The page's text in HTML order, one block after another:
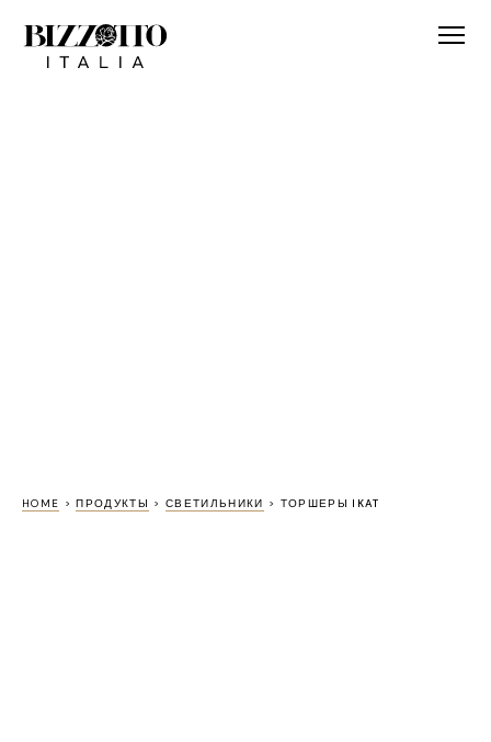
HOME >ПРОДУКТЫ >СВЕТИЛЬНИКИ > ТОРШЕРЫ IKAT